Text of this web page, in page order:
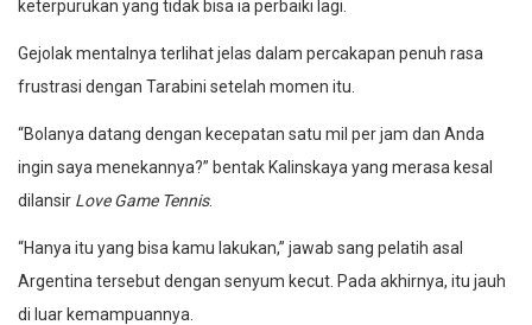
keterpurukan yang tidak bisa ia perbaiki lagi.
Gejolak mentalnya terlihat jelas dalam percakapan penuh rasa
frustrasi dengan Tarabini setelah momen itu.
“Bolanya datang dengan kecepatan satu mil per jam dan Anda
ingin saya menekannya?” bentak Kalinskaya yang merasa kesal
dilansir Love Game Tennis.
“Hanya itu yang bisa kamu lakukan,” jawab sang pelatih asal
Argentina tersebut dengan senyum kecut. Pada akhirnya, itu jauh
di luar kemampuannya.